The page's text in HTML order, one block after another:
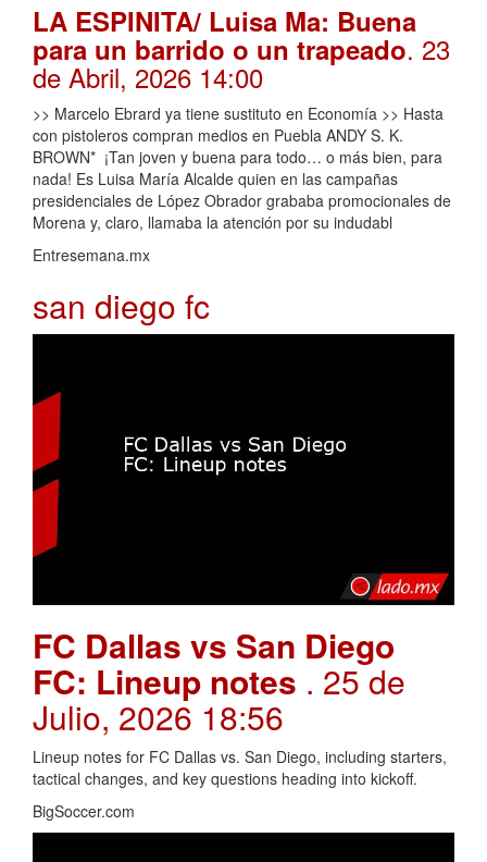
LA ESPINITA/ Luisa Ma: Buena
para un barrido o un trapeado. 23
de Abril, 2026 14:00
>> Marcelo Ebrard ya tiene sustituto en Economía >> Hasta
con pistoleros compran medios en Puebla ANDY S. K.
BROWN* ¡Tan joven y buena para todo… o más bien, para
nada! Es Luisa María Alcalde quien en las campañas
presidenciales de López Obrador grababa promocionales de
Morena y, claro, llamaba la atención por su indudabl
Entresemana.mx
san diego fc
FC Dallas vs San Diego
FC: Lineup notes . 25 de
Julio, 2026 18:56
Lineup notes for FC Dallas vs. San Diego, including starters,
tactical changes, and key questions heading into kickoff.
BigSoccer.com